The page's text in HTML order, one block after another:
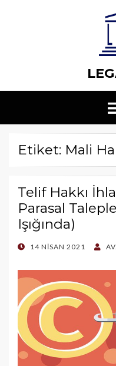
Etiket: Mali
Telif Hakkı
Parasal
Işığında)
POSTED14 NISAN 2021